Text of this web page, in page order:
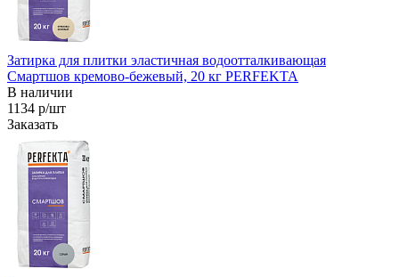
Затирка для плитки эластичная водоотталкивающая
Смартшов кремово-бежевый, 20 кг PERFEKTA
В наличии
1134 р/шт
Заказать